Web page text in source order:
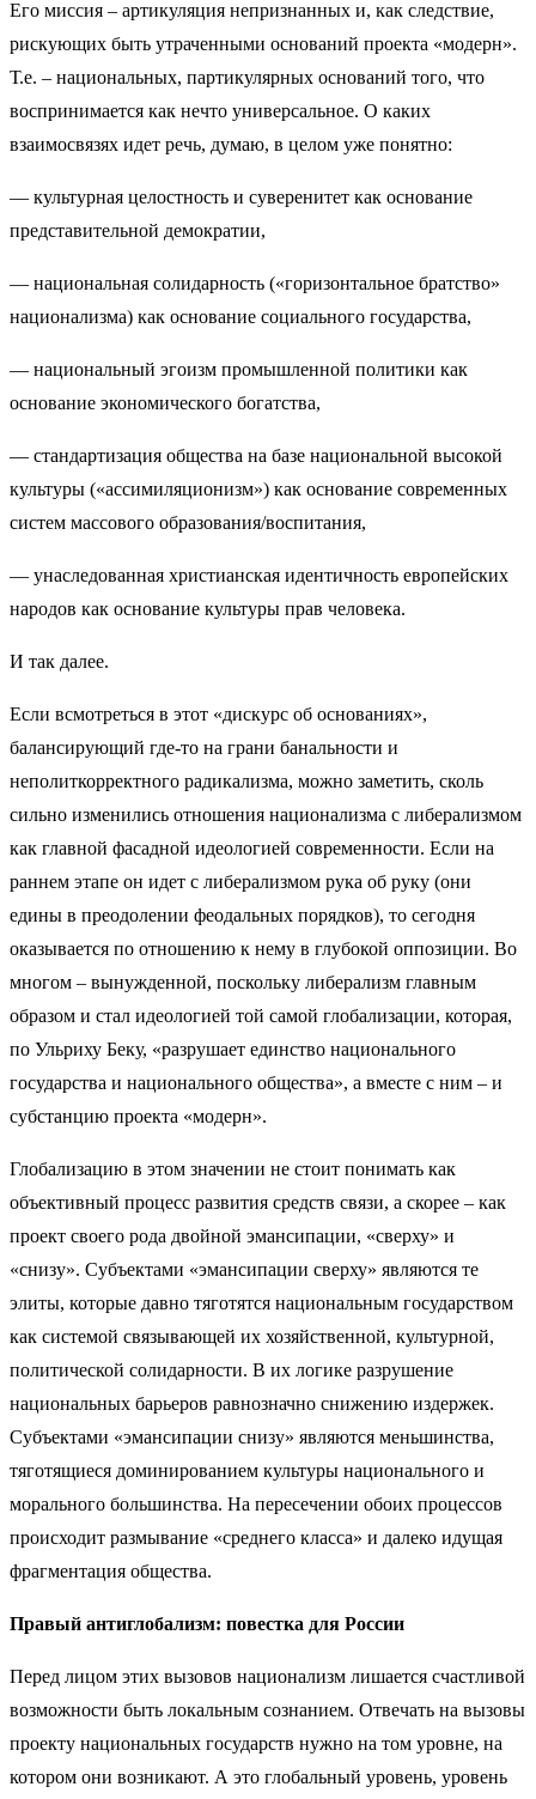
Его миссия – артикуляция непризнанных и, как следствие,
рискующих быть утраченными оснований проекта «модерн».
Т.е. – национальных, партикулярных оснований того, что
воспринимается как нечто универсальное. О каких
взаимосвязях идет речь, думаю, в целом уже понятно:
— культурная целостность и суверенитет как основание
представительной демократии,
— национальная солидарность («горизонтальное братство»
национализма) как основание социального государства,
— национальный эгоизм промышленной политики как
основание экономического богатства,
— стандартизация общества на базе национальной высокой
культуры («ассимиляционизм») как основание современных
систем массового образования/воспитания,
— унаследованная христианская идентичность европейских
народов как основание культуры прав человека.
И так далее.
Если всмотреться в этот «дискурс об основаниях»,
балансирующий где-то на грани банальности и
неполиткорректного радикализма, можно заметить, сколь
сильно изменились отношения национализма с либерализмом
как главной фасадной идеологией современности. Если на
раннем этапе он идет с либерализмом рука об руку (они
едины в преодолении феодальных порядков), то сегодня
оказывается по отношению к нему в глубокой оппозиции. Во
многом – вынужденной, поскольку либерализм главным
образом и стал идеологией той самой глобализации, которая,
по Ульриху Беку, «разрушает единство национального
государства и национального общества», а вместе с ним – и
субстанцию проекта «модерн».
Глобализацию в этом значении не стоит понимать как
объективный процесс развития средств связи, а скорее – как
проект своего рода двойной эмансипации, «сверху» и
«снизу». Субъектами «эмансипации сверху» являются те
элиты, которые давно тяготятся национальным государством
как системой связывающей их хозяйственной, культурной,
политической солидарности. В их логике разрушение
национальных барьеров равнозначно снижению издержек.
Субъектами «эмансипации снизу» являются меньшинства,
тяготящиеся доминированием культуры национального и
морального большинства. На пересечении обоих процессов
происходит размывание «среднего класса» и далеко идущая
фрагментация общества.
Правый антиглобализм: повестка для России
Перед лицом этих вызовов национализм лишается счастливой
возможности быть локальным сознанием. Отвечать на вызовы
проекту национальных государств нужно на том уровне, на
котором они возникают. А это глобальный уровень, уровень